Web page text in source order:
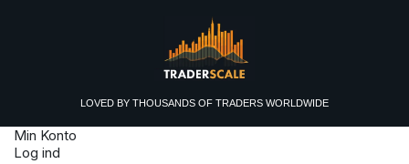
LOVED BY THOUSANDS OF TRADERS WORLDWIDE
Min Konto
Log ind